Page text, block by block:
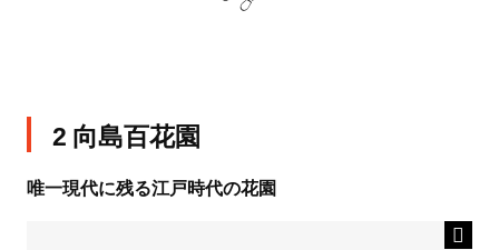
2 向島百花園
唯一現代に残る江戸時代の花園